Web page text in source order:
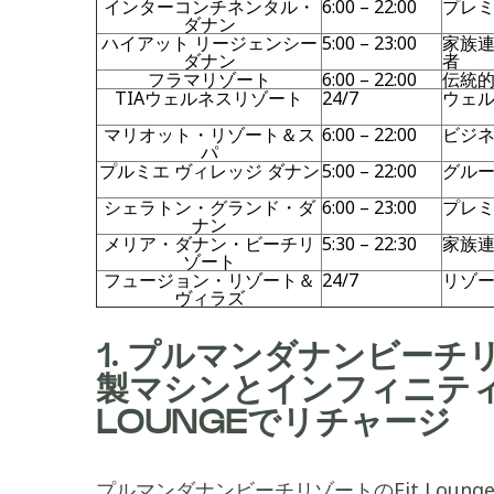
インターコンチネンタル・
ダナン
6:00 – 22:00
プレ
ハイアット リージェンシー
ダナン
5:00 – 23:00 家族
者
フラマリゾート 6:00 – 22:00 伝統
TIAウェルネスリゾート 24/7
ウェ
マリオット・リゾート＆ス
パ
6:00 – 22:00
ビジ
プルミエ ヴィレッジ ダナン5:00 – 22:00
グル
シェラトン・グランド・ダ
ナン
6:00 – 23:00
プレ
メリア・ダナン・ビーチリ
ゾート
5:30 – 22:30
家族
フュージョン・リゾート＆
ヴィラズ
24/7 リゾ
1. プルマンダナンビー
製マシンとインフィニテ
LOUNGEでリチャージ